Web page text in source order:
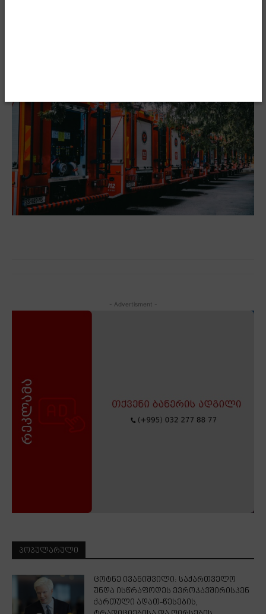
- Advertisment -
ᲞᲝᲞᲣᲚᲐᲠᲣᲚᲘ
ცოტნე ივანიშვილი: საქართველო
უნდა ისწრაფოდეს ევროკავშირისკენ
ქართული ადათ-წესების,